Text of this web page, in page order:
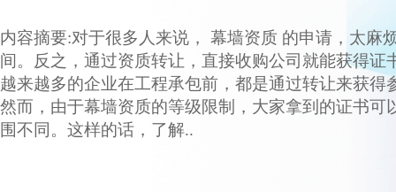
内容摘要:对于很多人来说， 幕墙资质 的申请，太麻
间。反之，通过资质转让，直接收购公司就能获得证
越来越多的企业在工程承包前，都是通过转让来获得
然而，由于幕墙资质的等级限制，大家拿到的证书可
围不同。这样的话，了解..